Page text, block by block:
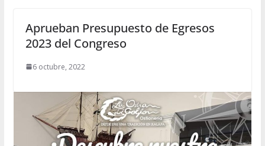
Aprueban Presupuesto de Egresos
2023 del Congreso
6 octubre, 2022